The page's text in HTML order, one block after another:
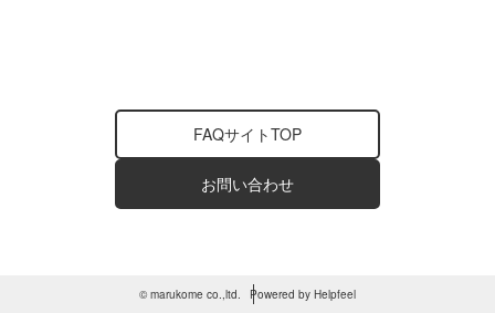
FAQサイトTOP
お問い合わせ
© marukome co.,ltd. Powered by Helpfeel